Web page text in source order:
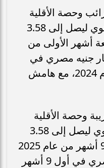
وحصة الأقلية
بنسبة 50% على أساس سنوي ليصل إلى 3.58
أشهر الأولى من
مقارنة بـ 2.3 مليار جنيه مصري في
التسعة أشهر الأولى من عام 2024، مع هامش
وحصة الأقلية
بنسبة 50٪ على أساس سنوي ليصل إلى 3.58
مليار جنيه مصري في أول 9 أشهر من عام 2025
مقارنة بـ 2.3 مليار جنيه مصري في أول 9 أشهر